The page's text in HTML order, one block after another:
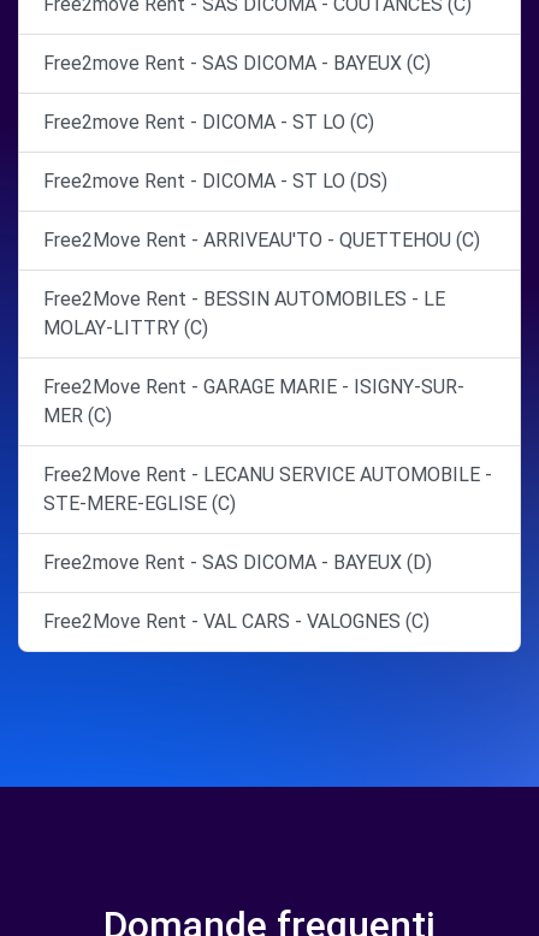
Free2move Rent - SAS DICOMA - BAYEUX (C)
Free2move Rent - DICOMA - ST LO (C)
Free2move Rent - DICOMA - ST LO (DS)
Free2Move Rent - ARRIVEAU'TO - QUETTEHOU (C)
Free2Move Rent - BESSIN AUTOMOBILES - LE
MOLAY-LITTRY (C)
Free2Move Rent - GARAGE MARIE - ISIGNY-SUR-
MER (C)
Free2Move Rent - LECANU SERVICE AUTOMOBILE -
STE-MERE-EGLISE (C)
Free2move Rent - SAS DICOMA - BAYEUX (D)
Free2Move Rent - VAL CARS - VALOGNES (C)
Domande frequenti